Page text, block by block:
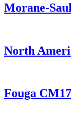
Morane-
North
Fouga